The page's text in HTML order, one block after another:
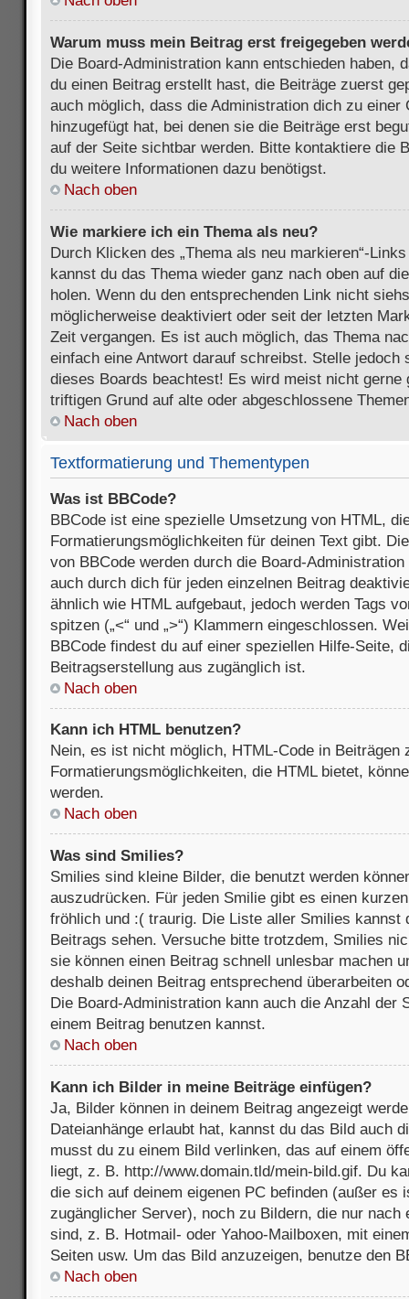
Warum muss mein Beitrag erst freigegeben
Die Board-Administration kann entschieden haben,
du einen Beitrag erstellt hast, die Beiträge zuerst
auch möglich, dass die Administration dich zu einer
hinzugefügt hat, bei denen sie die Beiträge erst
auf der Seite sichtbar werden. Bitte kontaktiere die
du weitere Informationen dazu benötigst.
Nach oben
Wie markiere ich ein Thema als neu?
Durch Klicken des „Thema als neu markieren“-
kannst du das Thema wieder ganz nach oben auf
holen. Wenn du den entsprechenden Link nicht
möglicherweise deaktiviert oder seit der letzten
Zeit vergangen. Es ist auch möglich, das Thema
einfach eine Antwort darauf schreibst. Stelle jedoch
dieses Boards beachtest! Es wird meist nicht gerne
triftigen Grund auf alte oder abgeschlossene
Nach oben
Textformatierung und Thementypen
Was ist BBCode?
BBCode ist eine spezielle Umsetzung von HTML,
Formatierungsmöglichkeiten für deinen Text gibt.
von BBCode werden durch die Board-
auch durch dich für jeden einzelnen Beitrag
ähnlich wie HTML aufgebaut, jedoch werden Tags
spitzen („<“ und „>“) Klammern eingeschlossen.
BBCode findest du auf einer speziellen Hilfe-Seite,
Beitragserstellung aus zugänglich ist.
Nach oben
Kann ich HTML benutzen?
Nein, es ist nicht möglich, HTML-Code in Beiträgen
Formatierungsmöglichkeiten, die HTML bietet,
werden.
Nach oben
Was sind Smilies?
Smilies sind kleine Bilder, die benutzt werden
auszudrücken. Für jeden Smilie gibt es einen
fröhlich und :( traurig. Die Liste aller Smilies kannst
Beitrags sehen. Versuche bitte trotzdem, Smilies
sie können einen Beitrag schnell unlesbar machen
deshalb deinen Beitrag entsprechend überarbeiten
Die Board-Administration kann auch die Anzahl der
einem Beitrag benutzen kannst.
Nach oben
Kann ich Bilder in meine Beiträge einfügen?
Ja, Bilder können in deinem Beitrag angezeigt
Dateianhänge erlaubt hat, kannst du das Bild auch
musst du zu einem Bild verlinken, das auf einem
liegt, z. B. http://www.domain.tld/mein-bild.gif. Du
die sich auf deinem eigenen PC befinden (außer es
zugänglicher Server), noch zu Bildern, die nur nach
sind, z. B. Hotmail- oder Yahoo-Mailboxen, mit
Seiten usw. Um das Bild anzuzeigen, benutze den
Nach oben